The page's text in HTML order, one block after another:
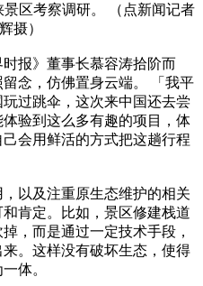
区考察调研。 （点新闻记者
摄）
报》董事长慕容涛拾阶而
留念，仿佛置身云端。 「我平
过跳伞，这次来中国还去尝
验到这么多有趣的项目，体
会用鲜活的方式把这趟行程
以及注重原生态维护的相关
肯定。比如，景区修建栈道
，而是通过一定技术手段，
。这样没有破坏生态，使得
体。